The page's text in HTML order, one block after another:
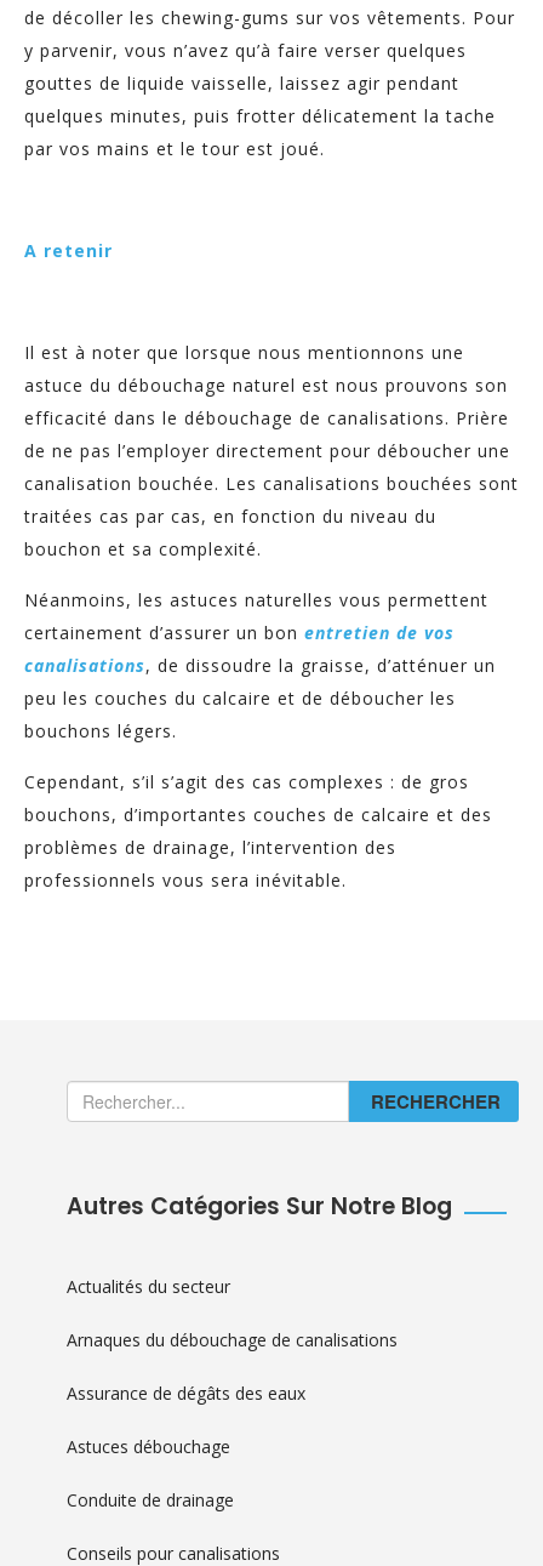
de décoller les chewing-gums sur vos vêtements. Pour
y parvenir, vous n’avez qu’à faire verser quelques
gouttes de liquide vaisselle, laissez agir pendant
quelques minutes, puis frotter délicatement la tache
par vos mains et le tour est joué.
A retenir
Il est à noter que lorsque nous mentionnons une
astuce du débouchage naturel est nous prouvons son
efficacité dans le débouchage de canalisations. Prière
de ne pas l’employer directement pour déboucher une
canalisation bouchée. Les canalisations bouchées sont
traitées cas par cas, en fonction du niveau du
bouchon et sa complexité.
Néanmoins, les astuces naturelles vous permettent
certainement d’assurer un bon entretien de vos
canalisations, de dissoudre la graisse, d’atténuer un
peu les couches du calcaire et de déboucher les
bouchons légers.
Cependant, s’il s’agit des cas complexes : de gros
bouchons, d’importantes couches de calcaire et des
problèmes de drainage, l’intervention des
professionnels vous sera inévitable.
RECHERCHER
Autres Catégories Sur Notre Blog
Actualités du secteur
Arnaques du débouchage de canalisations
Assurance de dégâts des eaux
Astuces débouchage
Conduite de drainage
Conseils pour canalisations